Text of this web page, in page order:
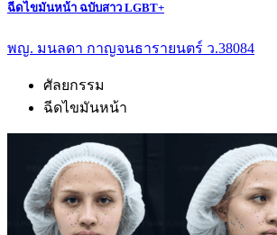
ฉีดไขมันหน้า ฉบับสาว LGBT+
พญ. มนลดา กาญจนธารายนตร์ ว.38084
ศัลยกรรม
ฉีดไขมันหน้า